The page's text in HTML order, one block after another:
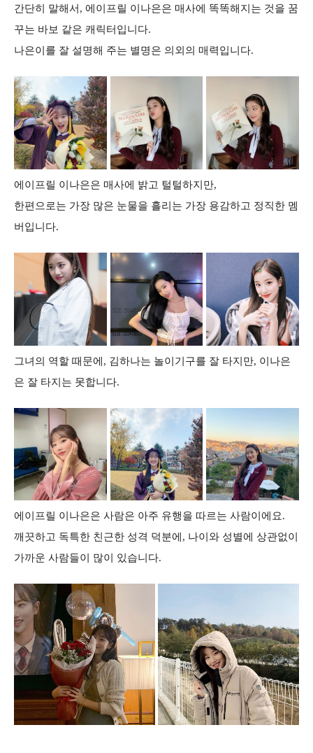
간단히 말해서, 에이프릴 이나은은 매사에 똑똑해지는 것을 꿈
꾸는 바보 같은 캐릭터입니다.
나은이를 잘 설명해 주는 별명은 의외의 매력입니다.
에이프릴 이나은은 매사에 밝고 털털하지만,
한편으로는 가장 많은 눈물을 흘리는 가장 용감하고 정직한 멤
버입니다.
그녀의 역할 때문에, 김하나는 놀이기구를 잘 타지만, 이나은
은 잘 타지는 못합니다.
에이프릴 이나은은 사람은 아주 유행을 따르는 사람이에요.
깨끗하고 독특한 친근한 성격 덕분에, 나이와 성별에 상관없이
가까운 사람들이 많이 있습니다.